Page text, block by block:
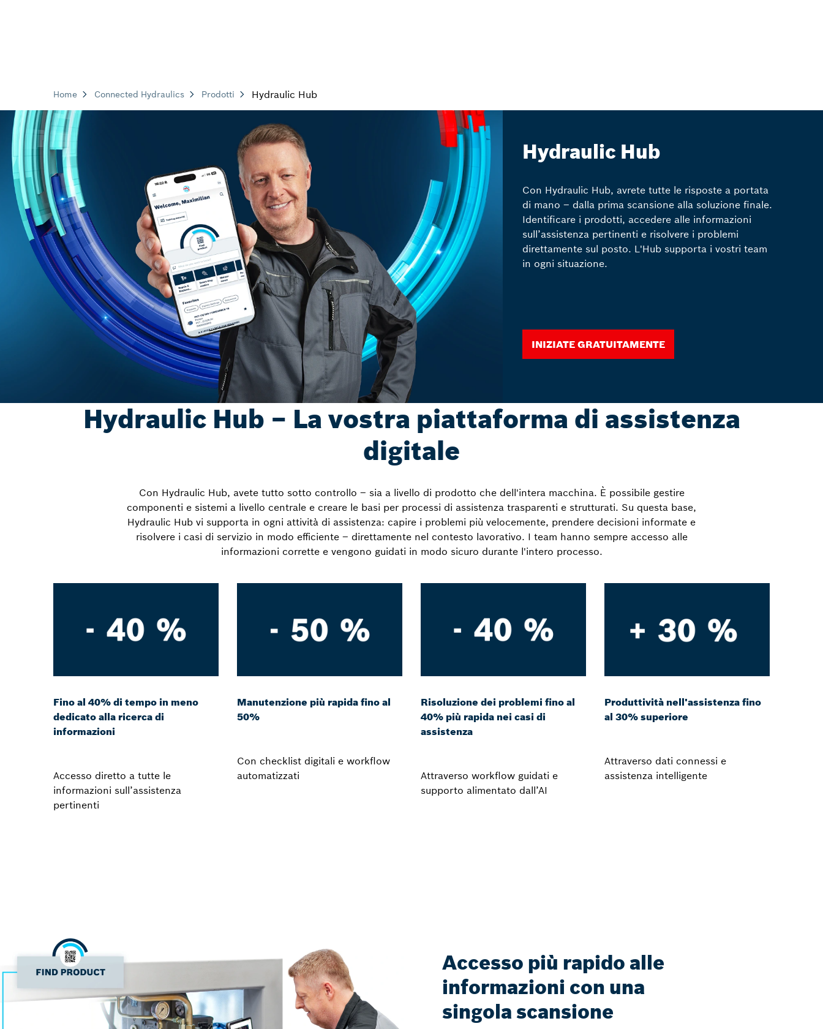
Home Connected Hydraulics Prodotti Hydraulic Hub
Hydraulic Hub
Con Hydraulic Hub, avrete tutte le risposte a portata
di mano – dalla prima scansione alla soluzione finale.
Identificare i prodotti, accedere alle informazioni
sull’assistenza pertinenti e risolvere i problemi
direttamente sul posto. L'Hub supporta i vostri team
in ogni situazione.
Iniziate gratuitamente
Hydraulic Hub – La vostra piattaforma di assistenza
digitale
Con Hydraulic Hub, avete tutto sotto controllo – sia a livello di prodotto che dell'intera macchina. È possibile gestire
componenti e sistemi a livello centrale e creare le basi per processi di assistenza trasparenti e strutturati. Su questa base,
Hydraulic Hub vi supporta in ogni attività di assistenza: capire i problemi più velocemente, prendere decisioni informate e
risolvere i casi di servizio in modo efficiente – direttamente nel contesto lavorativo. I team hanno sempre accesso alle
informazioni corrette e vengono guidati in modo sicuro durante l'intero processo.
Fino al 40% di tempo in meno
dedicato alla ricerca di
informazioni
Accesso diretto a tutte le
informazioni sull’assistenza
pertinenti
Manutenzione più rapida fino al
50%
Con checklist digitali e workflow
automatizzati
Risoluzione dei problemi fino al
40% più rapida nei casi di
assistenza
Attraverso workflow guidati e
supporto alimentato dall’AI
Produttività nell'assistenza fino
al 30% superiore
Attraverso dati connessi e
assistenza intelligente
Accesso più rapido alle
informazioni con una
singola scansione